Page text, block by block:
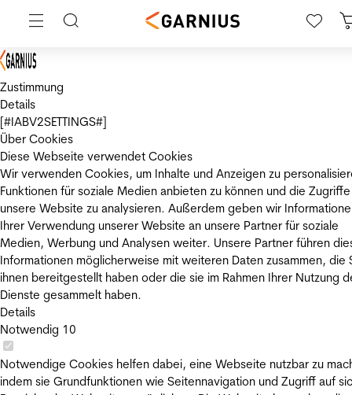
Zustimmung
Details
[#IABV2SETTINGS#]
Über Cookies
Diese Webseite verwendet Cookies
Wir verwenden Cookies, um Inhalte und Anzeigen zu
Funktionen für soziale Medien anbieten zu können und die
unsere Website zu analysieren. Außerdem geben wir
Ihrer Verwendung unserer Website an unsere Partner für soziale
Medien, Werbung und Analysen weiter. Unsere Partner führen
Informationen möglicherweise mit weiteren Daten zusammen, die
ihnen bereitgestellt haben oder die sie im Rahmen Ihrer Nutzung
Dienste gesammelt haben.
Details
Notwendig 10
Notwendige Cookies helfen dabei, eine Webseite nutzbar zu
indem sie Grundfunktionen wie Seitennavigation und Zugriff auf